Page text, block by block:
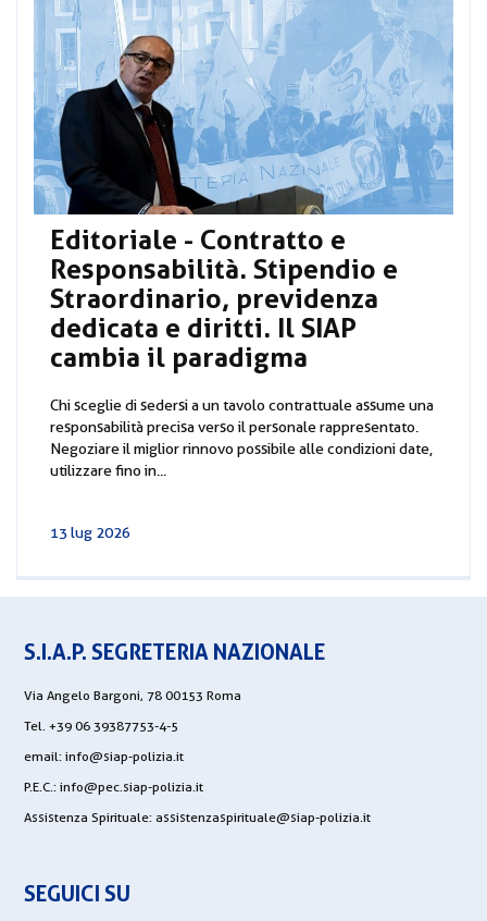
Editoriale - Contratto e
Responsabilità. Stipendio e
Straordinario, previdenza
dedicata e diritti. Il SIAP
cambia il paradigma
Chi sceglie di sedersi a un tavolo contrattuale assume una
responsabilità precisa verso il personale rappresentato.
Negoziare il miglior rinnovo possibile alle condizioni date,
utilizzare fino in...
13 lug 2026
S.I.A.P. SEGRETERIA NAZIONALE
Via Angelo Bargoni, 78 00153 Roma
Tel. +39 06 39387753-4-5
email: info@siap-polizia.it
P.E.C.: info@pec.siap-polizia.it
Assistenza Spirituale: assistenzaspirituale@siap-polizia.it
SEGUICI SU